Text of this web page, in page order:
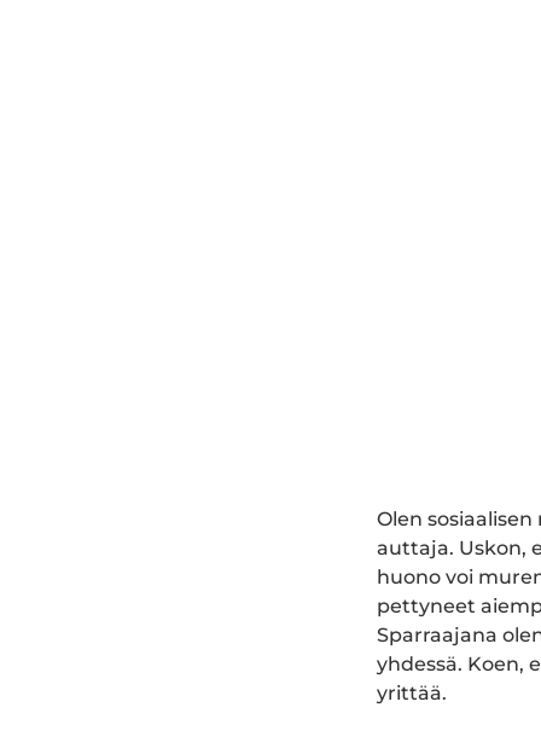
Olen
auttaja. Uskon,
huono voi
pettyneet
Sparraajana
yhdessä. Koen,
yrittää.